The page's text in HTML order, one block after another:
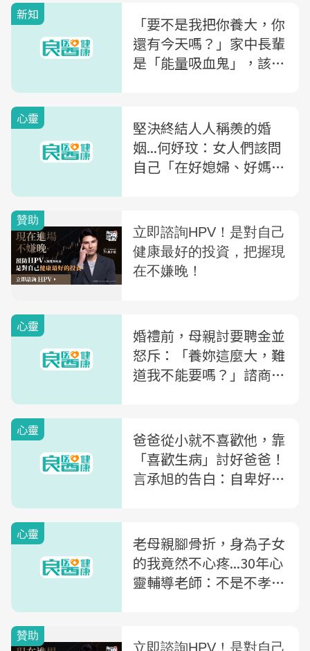
新知
「要不是我把你養大，你
還有今天嗎？」家中長輩
是「能量吸血鬼」，該怎
心靈
堅決終結人人稱羨的婚
姻...何妤玟：女人們該問
自己「在好媳婦、好媽
心靈
婚禮前，母親討要聘金並
怒斥：「養妳這麼大，難
道我不能要嗎？」諮商心
心靈
爸爸從小就不喜歡他，靠
「喜歡生病」討好爸爸！
言承旭的告白：自卑好像
心靈
老母親腳骨折，身為子女
的我竟然不心疼...30年心
靈輔導老師：不是不孝，